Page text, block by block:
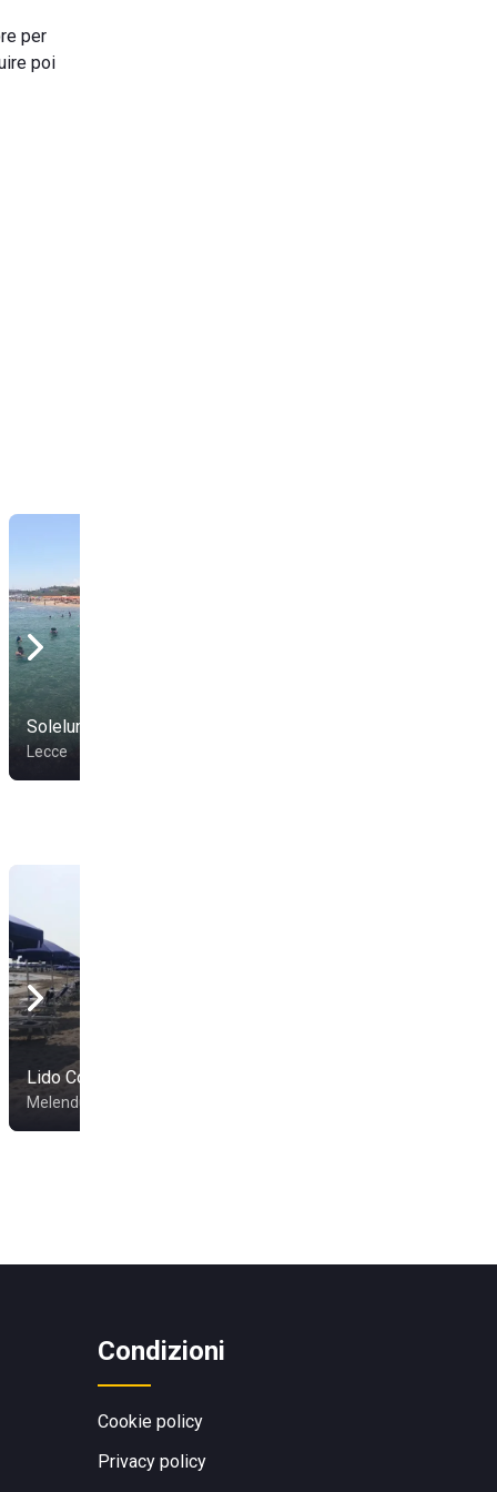
per
poi
Soleluna
Lecce
Lido Coiba
Melendugno
Condizioni
Cookie policy
Privacy policy